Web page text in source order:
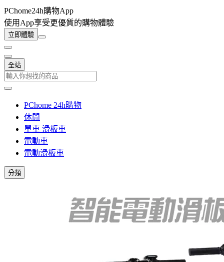
PChome24h購物App
使用App享受更優質的購物體驗
立即體驗
全站
PChome 24h購物
休閒
單車 滑板車
電動車
電動滑板車
分類